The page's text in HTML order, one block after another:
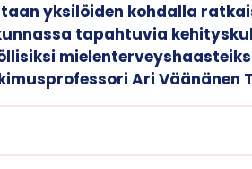
yksilöiden kohdalla
tapahtuvia
Ari Väänänen